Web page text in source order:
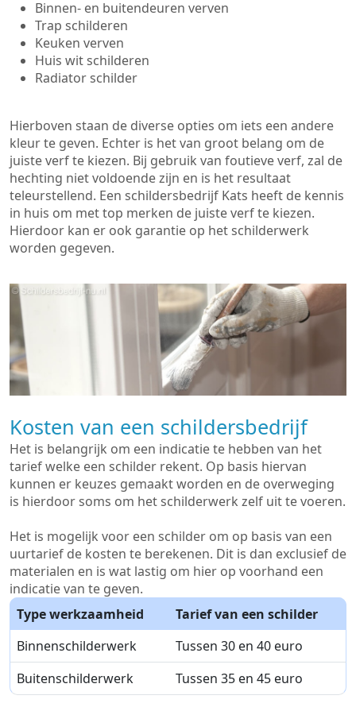
Binnen- en buitendeuren verven
Trap schilderen
Keuken verven
Huis wit schilderen
Radiator schilder
Hierboven staan de diverse opties om iets een andere
kleur te geven. Echter is het van groot belang om de
juiste verf te kiezen. Bij gebruik van foutieve verf, zal de
hechting niet voldoende zijn en is het resultaat
teleurstellend. Een schildersbedrijf Kats heeft de kennis
in huis om met top merken de juiste verf te kiezen.
Hierdoor kan er ook garantie op het schilderwerk
worden gegeven.
Kosten van een schildersbedrijf
Het is belangrijk om een indicatie te hebben van het
tarief welke een schilder rekent. Op basis hiervan
kunnen er keuzes gemaakt worden en de overweging
is hierdoor soms om het schilderwerk zelf uit te voeren.
Het is mogelijk voor een schilder om op basis van een
uurtarief de kosten te berekenen. Dit is dan exclusief de
materialen en is wat lastig om hier op voorhand een
indicatie van te geven.
Type werkzaamheid
Tarief van een schilder
Binnenschilderwerk
Tussen 30 en 40 euro
Buitenschilderwerk
Tussen 35 en 45 euro